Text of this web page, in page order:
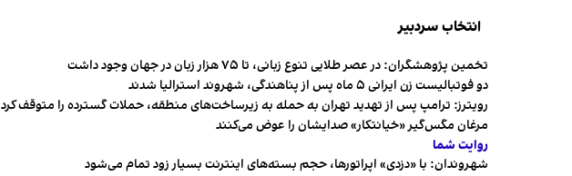
انتخاب سردبیر
تخمین پژوهشگران: در عصر طلایی تنوع زبانی، تا ۷۵ هزار زبان در جهان وجود داشت
دو فوتبالیست زن ایرانی ۵ ماه پس از پناهندگی، شهروند استرالیا شدند
رویترز: ترامپ پس از تهدید تهران به حمله به زیرساخت‌های منطقه، حملات گسترده را متوقف کرد
مرغان مگس‌گیر «خیانتکار» صدایشان را عوض می‌کنند
روایت شما
شهروندان:‌ با «دزدی» اپراتورها، حجم بسته‌های اینترنت بسیار زود تمام می‌شود